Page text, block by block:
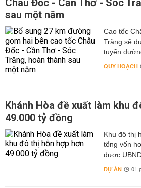
Châu Đốc - Cần Thơ - Sóc
sau một năm
Cao tốc
Trăng sẽ
tuyến
QUY HOẠCH
Khánh Hòa đề xuất làm khu
49.000 tỷ đồng
Khu đô thị
tổng vốn
được
DỰ ÁN 01